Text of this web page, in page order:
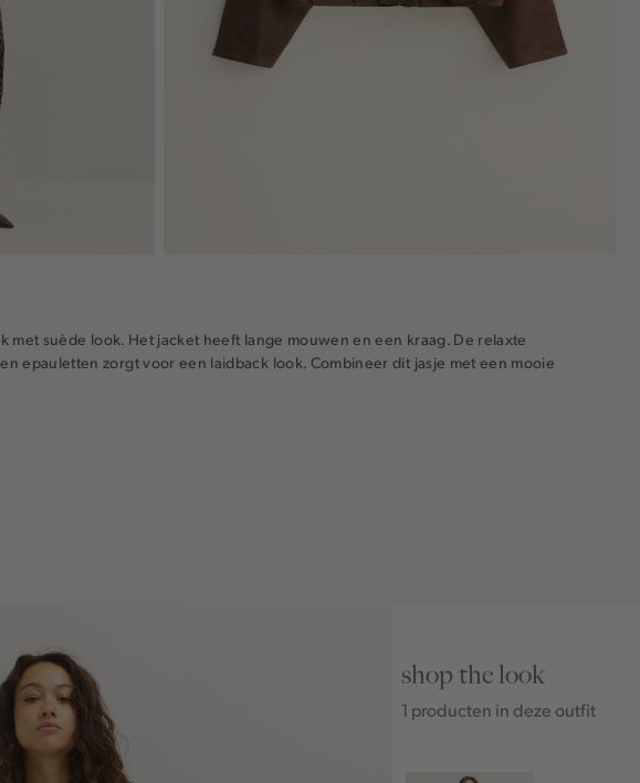
met suède look. Het jacket heeft lange mouwen en een kraag. De relaxte
epauletten zorgt voor een laidback look. Combineer dit jasje met een mooie
shop the look
1 producten in deze outfit